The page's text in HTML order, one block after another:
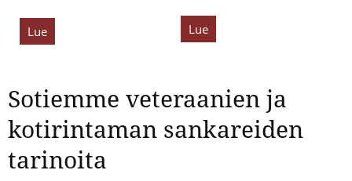
Lue Lue
Sotiemme veteraanien ja
kotirintaman sankareiden
tarinoita